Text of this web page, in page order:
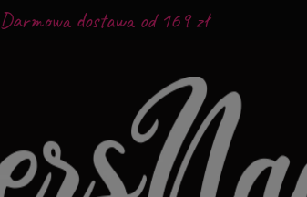
Darmowa dostawa od 169 zł